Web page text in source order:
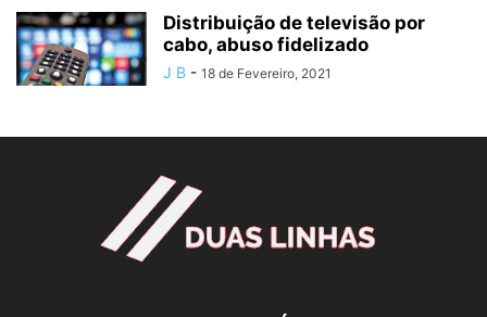
Distribuição de televisão por
cabo, abuso fidelizado
J B - 18 de Fevereiro, 2021